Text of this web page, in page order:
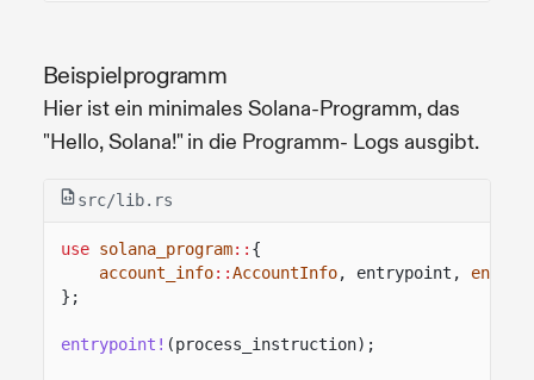
Beispielprogramm
Hier ist ein minimales Solana-Programm, das
"Hello, Solana!" in die Programm- Logs ausgibt.
src/lib.rs
use solana_program:: {
account_info::AccountInfo, entrypoint,
};
entrypoint! (process_instruction);